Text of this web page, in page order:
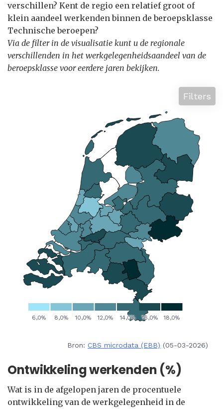
verschillen? Kent de regio een relatief groot of
klein aandeel werkenden binnen de beroepsklasse
Technische beroepen?
Via de filter in de visualisatie kunt u de regionale
verschillenden in het werkgelegenheidsaandeel van de
beroepsklasse voor eerdere jaren bekijken.
Filters
Bron: CBS microdata (EBB) (05-03-2026)
Ontwikkeling werkenden (%)
Wat is in de afgelopen jaren de procentuele
ontwikkeling van de werkgelegenheid in de